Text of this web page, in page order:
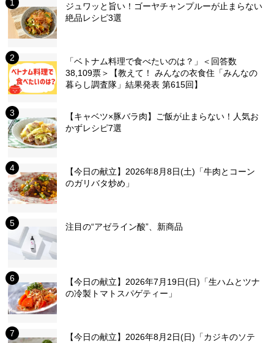
ジュワッと旨い！ゴーヤチャンプルーが止まらない
絶品レシピ3選
「ベトナム料理で食べたいのは？」＜回答数
38,109票＞【教えて！ みんなの衣食住「みんなの
暮らし調査隊」結果発表 第615回】
【キャベツ×豚バラ肉】ご飯が止まらない！人気お
かずレシピ7選
【今日の献立】2026年8月8日(土)「牛肉とコーン
のガリバタ炒め」
注目の“アゼライン酸”、新商品
【今日の献立】2026年7月19日(日)「生ハムとツナ
の冷製トマトスパゲティー」
【今日の献立】2026年8月2日(日)「カジキのソテ